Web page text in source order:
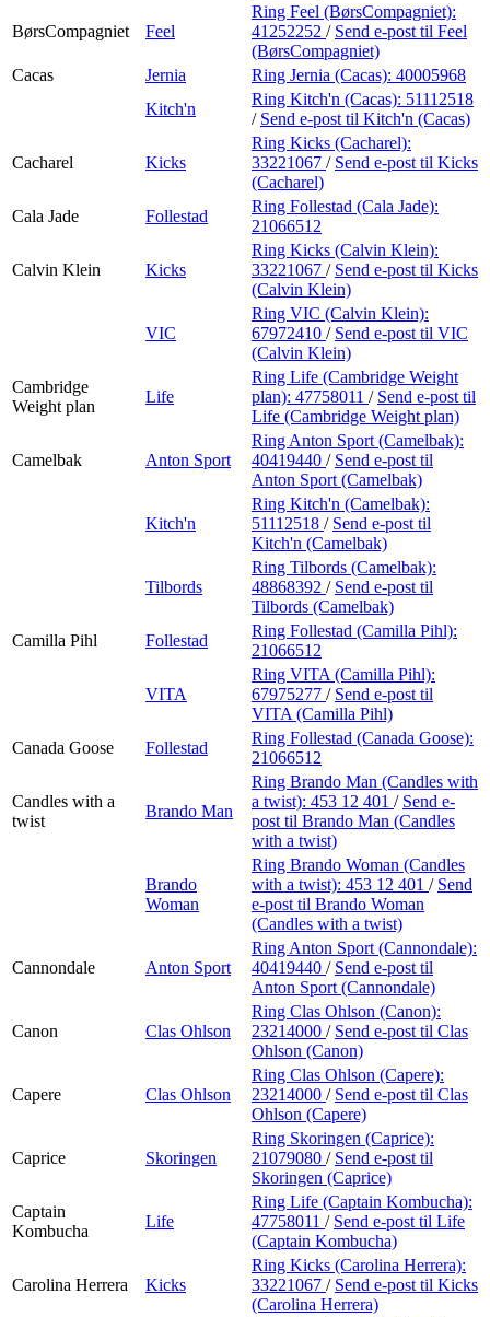
BørsCompagniet Feel
Ring Feel (BørsCompagniet):
41252252 / Send e-post til Feel
(BørsCompagniet)
Cacas
Jernia Ring Jernia (Cacas): 40005968
Kitch'n
Ring Kitch'n (Cacas): 51112518
/ Send e-post til Kitch'n (Cacas)
Cacharel Kicks
Ring Kicks (Cacharel):
33221067 / Send e-post til Kicks
(Cacharel)
Cala Jade
Follestad
Ring Follestad (Cala Jade):
21066512
Calvin Klein Kicks
Ring Kicks (Calvin Klein):
33221067 / Send e-post til Kicks
(Calvin Klein)
VIC
Ring VIC (Calvin Klein):
67972410 / Send e-post til VIC
(Calvin Klein)
Cambridge
Weight plan
Life
Ring Life (Cambridge Weight
plan): 47758011 / Send e-post til
Life (Cambridge Weight plan)
Camelbak Anton Sport
Ring Anton Sport (Camelbak):
40419440 / Send e-post til
Anton Sport (Camelbak)
Kitch'n
Ring Kitch'n (Camelbak):
51112518 / Send e-post til
Kitch'n (Camelbak)
Tilbords
Ring Tilbords (Camelbak):
48868392 / Send e-post til
Tilbords (Camelbak)
Camilla Pihl
Follestad
Ring Follestad (Camilla Pihl):
21066512
VITA
Ring VITA (Camilla Pihl):
67975277 / Send e-post til
VITA (Camilla Pihl)
Canada Goose
Follestad
Ring Follestad (Canada Goose):
21066512
Candles with a
twist
Brando Man
Ring Brando Man (Candles with
a twist): 453 12 401 / Send e-
post til Brando Man (Candles
with a twist)
Brando
Woman
Ring Brando Woman (Candles
with a twist): 453 12 401 / Send
e-post til Brando Woman
(Candles with a twist)
Cannondale Anton Sport
Ring Anton Sport (Cannondale):
40419440 / Send e-post til
Anton Sport (Cannondale)
Canon Clas Ohlson
Ring Clas Ohlson (Canon):
23214000 / Send e-post til Clas
Ohlson (Canon)
Capere Clas Ohlson
Ring Clas Ohlson (Capere):
23214000 / Send e-post til Clas
Ohlson (Capere)
Caprice Skoringen
Ring Skoringen (Caprice):
21079080 / Send e-post til
Skoringen (Caprice)
Captain
Kombucha
Life
Ring Life (Captain Kombucha):
47758011 / Send e-post til Life
(Captain Kombucha)
Carolina Herrera Kicks
Ring Kicks (Carolina Herrera):
33221067 / Send e-post til Kicks
(Carolina Herrera)